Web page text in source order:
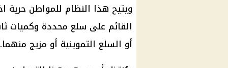
ويتيح هذا النظام للمواطن حرية
القائم على سلع محددة وكميات
أو السلع التموينية أو مزيج منهما.